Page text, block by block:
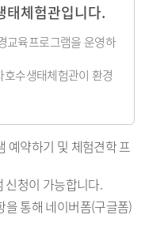
태체험관입니다.
교육프로그램을 운영하
수생태체험관이 환경
예약하기 및 체험견학 프
신청이 가능합니다.
통해 네이버폼(구글폼)